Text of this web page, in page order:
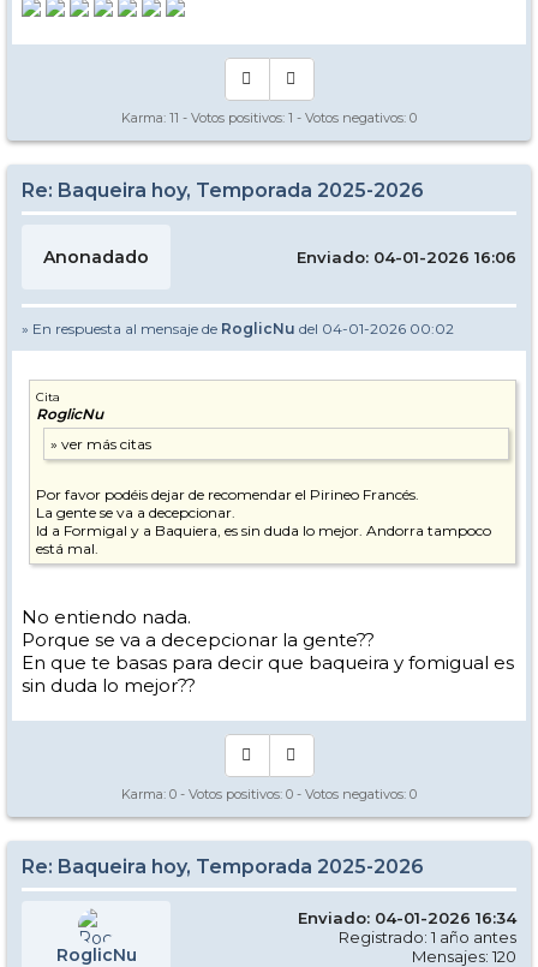
Karma: 11 - Votos positivos: 1 - Votos negativos: 0
Re: Baqueira hoy, Temporada 2025-2026
Anonadado Enviado: 04-01-2026 16:06
» En respuesta al mensaje de RoglicNu del 04-01-2026 00:02
Cita
RoglicNu
Por favor podéis dejar de recomendar el Pirineo Francés.
La gente se va a decepcionar.
Id a Formigal y a Baquiera, es sin duda lo mejor. Andorra tampoco
está mal.
No entiendo nada.
Porque se va a decepcionar la gente??
En que te basas para decir que baqueira y fomigual es
sin duda lo mejor??
Karma: 0 - Votos positivos: 0 - Votos negativos: 0
Re: Baqueira hoy, Temporada 2025-2026
RoglicNu
Enviado: 04-01-2026 16:34
Registrado: 1 año antes
Mensajes: 120